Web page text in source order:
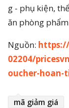
g - phụ kiện,
ăn phòng
Nguồn:
02204/
oucher-hoan-
mã giảm giá